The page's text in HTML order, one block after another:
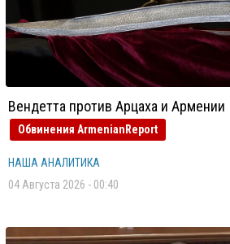
Вендетта против Арцаха и Армении
Обвинения ArmenianReport
НАША АНАЛИТИКА
04 Августа 2026 - 00:40